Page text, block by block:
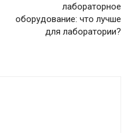
лабораторное
оборудование: что лучше
для лаборатории?